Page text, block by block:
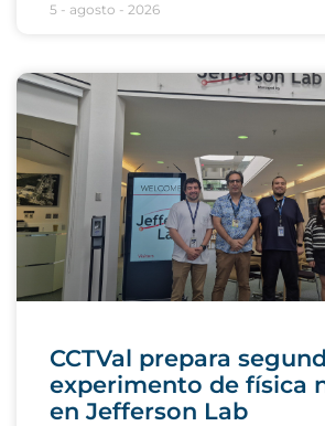
5 - agosto - 2026
CCTVal prepara
experimento de física
en Jefferson Lab